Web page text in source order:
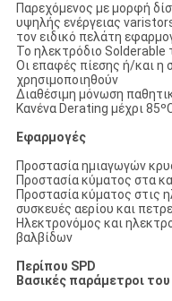
Παρεχόμενος με μορφή
υψηλής ενέργειας
τον ειδικό πελάτη
Το ηλεκτρόδιο Solderable
Οι επαφές πίεσης ή/και η
χρησιμοποιηθούν
Διαθέσιμη μόνωση
Κανένα Derating μέχρι
Εφαρμογές
Προστασία ημιαγωγών
Προστασία κύματος στα
Προστασία κύματος στις
συσκευές αερίου και
Ηλεκτρονόμος και
βαλβίδων
Περίπου SPD
Βασικές παράμετροι